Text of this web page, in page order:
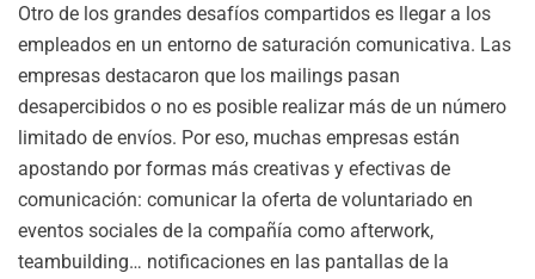
Otro de los grandes desafíos compartidos es llegar a los
empleados en un entorno de saturación comunicativa. Las
empresas destacaron que los mailings pasan
desapercibidos o no es posible realizar más de un número
limitado de envíos. Por eso, muchas empresas están
apostando por formas más creativas y efectivas de
comunicación: comunicar la oferta de voluntariado en
eventos sociales de la compañía como afterwork,
teambuilding… notificaciones en las pantallas de la